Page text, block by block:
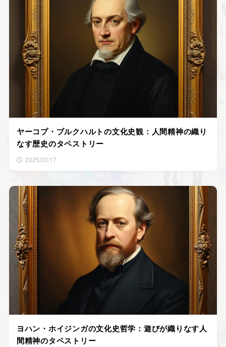
ヤーコプ・ブルクハルトの文化史観：人間精神の織り
なす歴史のタペストリー
2025/03/17
ヨハン・ホイジンガの文化史哲学：遊びが織りなす人
間精神のタペストリー